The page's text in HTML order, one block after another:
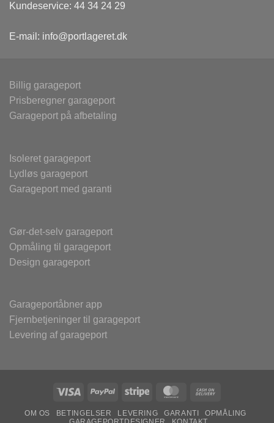
Kundeservice: 44 34 24 29
E-mail: info@portlageret.dk
Billig garageport
Prisberegner garageport
Garageport på afbetaling
Isoleret garageport
Lydløs garageport
Garageport med garanti
Gør-det-selv garageport
Opmåling til garageport
Design garageport
Garageportåbner app
Fjernbetjeninger til garageport
Levering af garageport
Visa PayPal Stripe MasterCard
Delivery
OM OS BETINGELSER LEVERING GARANTI
OPMÅLING